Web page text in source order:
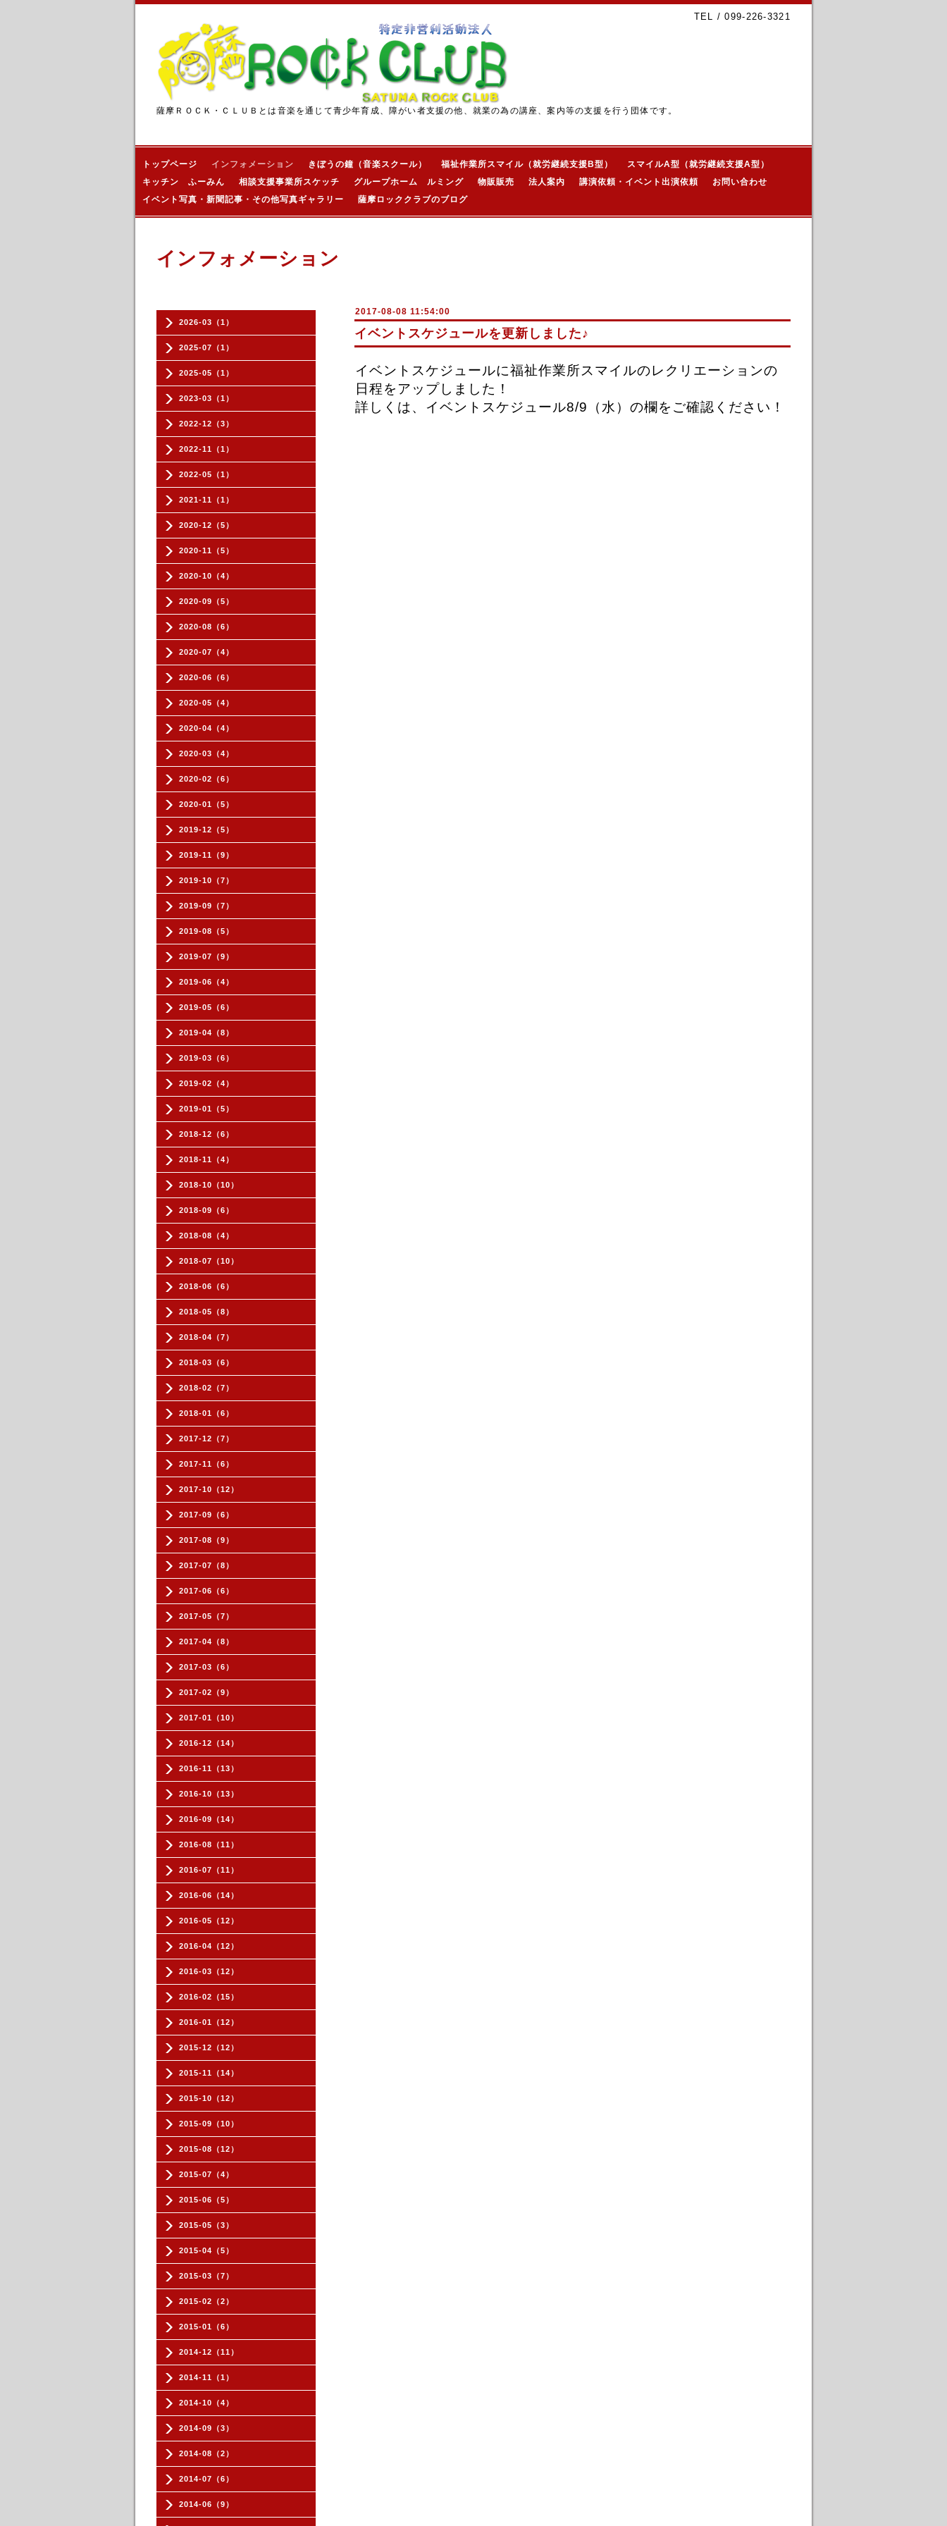
TEL / 099-226-3321
薩摩ＲＯＣＫ・ＣＬＵＢとは音楽を通じて青少年育成、障がい者支援の他、就業の為の講座、案内等の支援を行う団体です。
トップページ インフォメーション きぼうの鐘（音楽スクール） 福祉作業所スマイル（就労継続支援B型）
スマイルA型（就労継続支援A型）
キッチン ふーみん
相談支援事業所スケッチ グループホーム ルミング 物販販売 法人案内 講演依頼・イベント出演依頼
お問い合わせ
イベント写真・新聞記事・その他写真ギャラリー
薩摩ロッククラブのブログ
2026-03（1）
2025-07（1）
2025-05（1）
2023-03（1）
2022-12（3）
2022-11（1）
2022-05（1）
2021-11（1）
2020-12（5）
2020-11（5）
2020-10（4）
2020-09（5）
2020-08（6）
2020-07（4）
2020-06（6）
2020-05（4）
2020-04（4）
2020-03（4）
2020-02（6）
2020-01（5）
2019-12（5）
2019-11（9）
2019-10（7）
2019-09（7）
2019-08（5）
2019-07（9）
2019-06（4）
2019-05（6）
2019-04（8）
2019-03（6）
2019-02（4）
2019-01（5）
2018-12（6）
2018-11（4）
2018-10（10）
2018-09（6）
2018-08（4）
2018-07（10）
2018-06（6）
2018-05（8）
2018-04（7）
2018-03（6）
2018-02（7）
2018-01（6）
2017-12（7）
2017-11（6）
2017-10（12）
2017-09（6）
2017-08（9）
2017-07（8）
2017-06（6）
2017-05（7）
2017-04（8）
2017-03（6）
2017-02（9）
2017-01（10）
2016-12（14）
2016-11（13）
2016-10（13）
2016-09（14）
2016-08（11）
2016-07（11）
2016-06（14）
2016-05（12）
2016-04（12）
2016-03（12）
2016-02（15）
2016-01（12）
2015-12（12）
2015-11（14）
2015-10（12）
2015-09（10）
2015-08（12）
2015-07（4）
2015-06（5）
2015-05（3）
2015-04（5）
2015-03（7）
2015-02（2）
2015-01（6）
2014-12（11）
2014-11（1）
2014-10（4）
2014-09（3）
2014-08（2）
2014-07（6）
2014-06（9）
インフォメーション
2017-08-08 11:54:00
イベントスケジュールを更新しました♪
イベントスケジュールに福祉作業所スマイルのレクリエーションの
日程をアップしました！
詳しくは、イベントスケジュール8/9（水）の欄をご確認ください！